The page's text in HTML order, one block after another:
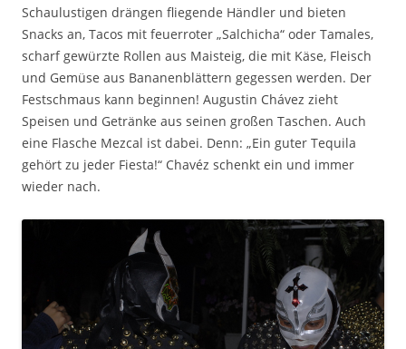
Schaulustigen drängen fliegende Händler und bieten
Snacks an, Tacos mit feuerroter „Salchicha“ oder Tamales,
scharf gewürzte Rollen aus Maisteig, die mit Käse, Fleisch
und Gemüse aus Bananenblättern gegessen werden. Der
Festschmaus kann beginnen! Augustin Chávez zieht
Speisen und Getränke aus seinen großen Taschen. Auch
eine Flasche Mezcal ist dabei. Denn: „Ein guter Tequila
gehört zu jeder Fiesta!“ Chavéz schenkt ein und immer
wieder nach.